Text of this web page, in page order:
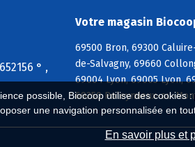
possible, Biocoop utilise des
une navigation personnalisée en
En savoir plus et
° ,
Votre magasin
69500 Bron, 69300
de-Salvagny, 69660
69004 Lyon, 69005 Lyon,
69250 Poleymieux-au-